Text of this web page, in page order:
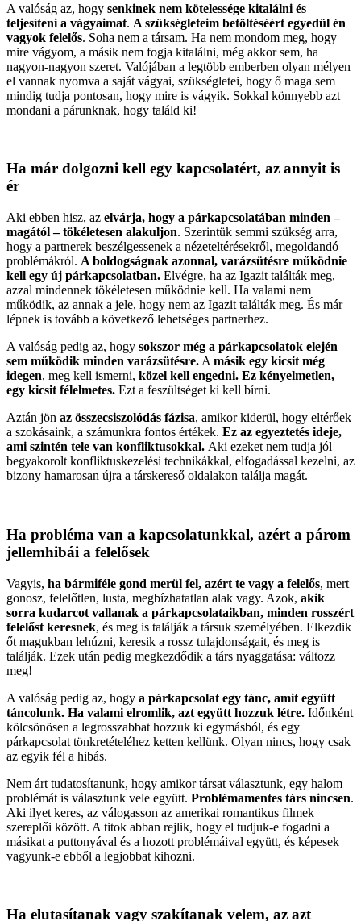
A valóság az, hogy senkinek nem kötelessége kitalálni és
teljesíteni a vágyaimat. A szükségleteim betöltéséért egyedül én
vagyok felelős. Soha nem a társam. Ha nem mondom meg, hogy
mire vágyom, a másik nem fogja kitalálni, még akkor sem, ha
nagyon-nagyon szeret. Valójában a legtöbb emberben olyan mélyen
el vannak nyomva a saját vágyai, szükségletei, hogy ő maga sem
mindig tudja pontosan, hogy mire is vágyik. Sokkal könnyebb azt
mondani a párunknak, hogy találd ki!
Ha már dolgozni kell egy kapcsolatért, az annyit is
ér
Aki ebben hisz, az elvárja, hogy a párkapcsolatában minden –
magától – tökéletesen alakuljon. Szerintük semmi szükség arra,
hogy a partnerek beszélgessenek a nézeteltérésekről, megoldandó
problémákról. A boldogságnak azonnal, varázsütésre működnie
kell egy új párkapcsolatban. Elvégre, ha az Igazit találták meg,
azzal mindennek tökéletesen működnie kell. Ha valami nem
működik, az annak a jele, hogy nem az Igazit találták meg. És már
lépnek is tovább a következő lehetséges partnerhez.
A valóság pedig az, hogy sokszor még a párkapcsolatok elején
sem működik minden varázsütésre. A másik egy kicsit még
idegen, meg kell ismerni, közel kell engedni. Ez kényelmetlen,
egy kicsit félelmetes. Ezt a feszültséget ki kell bírni.
Aztán jön az összecsiszolódás fázisa, amikor kiderül, hogy eltérőek
a szokásaink, a számunkra fontos értékek. Ez az egyeztetés ideje,
ami szintén tele van konfliktusokkal. Aki ezeket nem tudja jól
begyakorolt konfliktuskezelési technikákkal, elfogadással kezelni, az
bizony hamarosan újra a társkereső oldalakon találja magát.
Ha probléma van a kapcsolatunkkal, azért a párom
jellemhibái a felelősek
Vagyis, ha bármiféle gond merül fel, azért te vagy a felelős, mert
gonosz, felelőtlen, lusta, megbízhatatlan alak vagy. Azok, akik
sorra kudarcot vallanak a párkapcsolataikban, minden rosszért
felelőst keresnek, és meg is találják a társuk személyében. Elkezdik
őt magukban lehúzni, keresik a rossz tulajdonságait, és meg is
találják. Ezek után pedig megkezdődik a társ nyaggatása: változz
meg!
A valóság pedig az, hogy a párkapcsolat egy tánc, amit együtt
táncolunk. Ha valami elromlik, azt együtt hozzuk létre. Időnként
kölcsönösen a legrosszabbat hozzuk ki egymásból, és egy
párkapcsolat tönkretételéhez ketten kellünk. Olyan nincs, hogy csak
az egyik fél a hibás.
Nem árt tudatosítanunk, hogy amikor társat választunk, egy halom
problémát is választunk vele együtt. Problémamentes társ nincsen.
Aki ilyet keres, az válogasson az amerikai romantikus filmek
szereplői között. A titok abban rejlik, hogy el tudjuk-e fogadni a
másikat a puttonyával és a hozott problémáival együtt, és képesek
vagyunk-e ebből a legjobbat kihozni.
Ha elutasítanak vagy szakítanak velem, az azt